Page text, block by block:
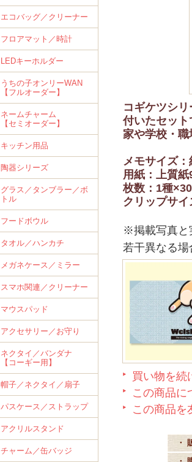
エコバッグ／クリーナー
フロアマット／時計
LEDキーホルダー
うちの子オンリーWAN
【フルオーダー】
ネームチャーム
【セミオーダー】
キッチン用品
陶器シリーズ
グラス／タンブラー／ボ
トル
フードボウル
タオル／ハンカチ
メガネケース／ミラー
スマホ関連／クリーナー
マウスパッド
アクセサリー／お守り
ネクタイ／バンダナ
【コーギー用】
帽子／ネクタイ／扇子
パスケース／ストラップ
アクリルスタンド
チャーム／缶バッジ
コギケツシ
付いたセッ
家や学校・
メモサイズ
用紙：上質
枚数：1種
クリップサ
※掲載写真と
若干異なる
買い物を続
この商品に
この商品を
・